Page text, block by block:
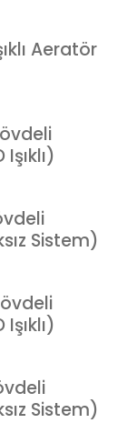
Aeratör
Sistem)
Sistem)